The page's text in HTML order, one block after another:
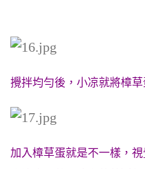
攪拌均勻後，小凉就將樟
加入樟草蛋就是不一樣，視